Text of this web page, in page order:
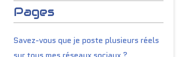
Pages
Savez-vous que je poste plusieurs réels